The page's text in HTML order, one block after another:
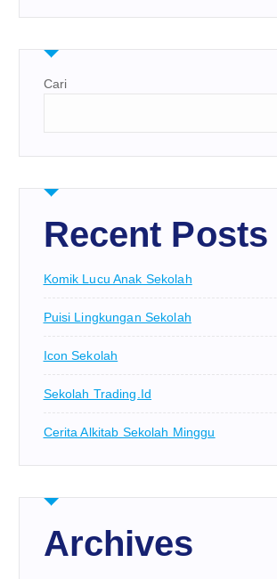
Cari
Recent Posts
Komik Lucu Anak Sekolah
Puisi Lingkungan Sekolah
Icon Sekolah
Sekolah Trading.id
Cerita Alkitab Sekolah Minggu
Archives